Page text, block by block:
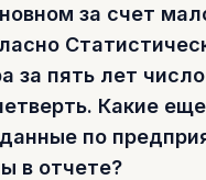
за счет
за пять лет
Какие еще
по
в отчете?